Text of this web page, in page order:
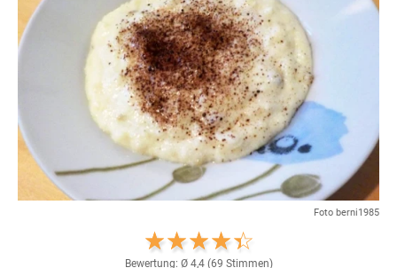
Foto berni1985
Bewertung: Ø 4,4(69 Stimmen)